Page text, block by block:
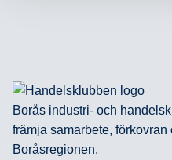
Borås industri- och
främja samarbete,
Boråsregionen.